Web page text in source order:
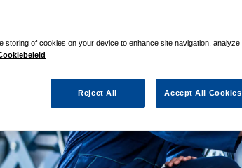
storing of cookies on your device to enhance site navigation, analyze
Reject All Accept All Cookies